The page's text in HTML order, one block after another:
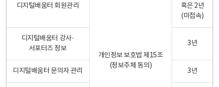
디지털배움터 회원관리
개인정보 보호법 제15조
(정보주체 동의)
혹은 2년
(미접속)
디지털배움터 강사·
서포터즈 정보
3년
디지털배움터 문의자 관리 3년